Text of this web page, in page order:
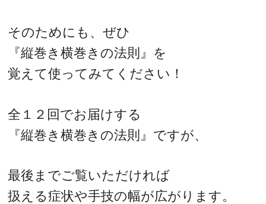
そのためにも、ぜひ
『縦巻き横巻きの法則』を
覚えて使ってみてください！
全１２回でお届けする
『縦巻き横巻きの法則』ですが、
最後までご覧いただければ
扱える症状や手技の幅が広がります。